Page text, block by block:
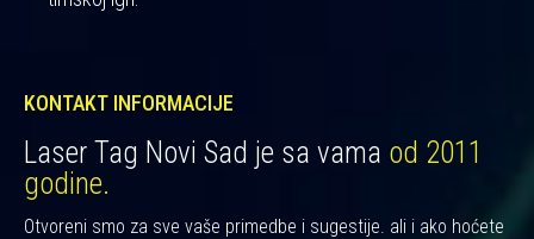
KONTAKT INFORMACIJE
Laser Tag Novi Sad je sa vama od 2011
godine.
Otvoreni smo za sve vaše primedbe i sugestije. ali i ako hoćete